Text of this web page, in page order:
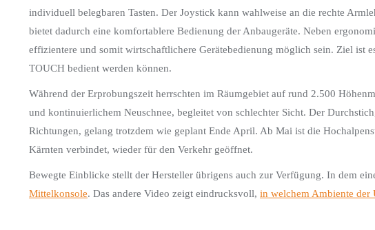
individuell belegbaren Tasten. Der Joystick kann wahlweise an die rechte
bietet dadurch eine komfortablere Bedienung der Anbaugeräte. Neben
effizientere und somit wirtschaftlichere Gerätebedienung möglich sein. Ziel ist
TOUCH bedient werden können.
Während der Erprobungszeit herrschten im Räumgebiet auf rund 2.500
und kontinuierlichem Neuschnee, begleitet von schlechter Sicht. Der
Richtungen, gelang trotzdem wie geplant Ende April. Ab Mai ist die
Kärnten verbindet, wieder für den Verkehr geöffnet.
Bewegte Einblicke stellt der Hersteller übrigens auch zur Verfügung. In dem
Mittelkonsole. Das andere Video zeigt eindrucksvoll, in welchem Ambiente der